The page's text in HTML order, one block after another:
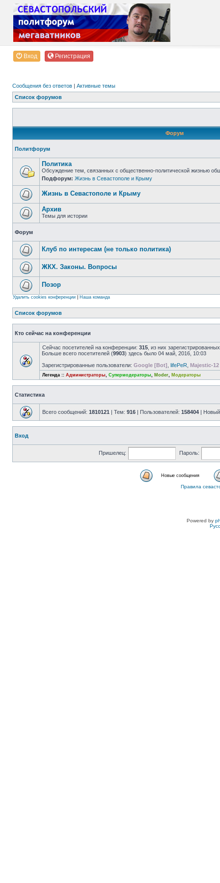
Вход Регистрация
Сообщения без ответов | Активные темы
Список форумов
Форум
Политфорум
Политика
Обсуждение тем, связанных с общественно-политической жизнью
Подфорум: Жизнь в Севастополе и Крыму
Жизнь в Севастополе и Крыму
Архив
Темы для истории
Форум
Клуб по интересам (не только политика)
ЖКХ. Законы. Вопросы
Позор
Удалить cookies конференции Наша команда
Список форумов
Кто сейчас на конференции
Сейчас посетителей на конференции: 315 , из них
Больше всего посетителей (9903) здесь было 04 май, 2016, 10:03
Зарегистрированные пользователи: Google [Bot] lifePeR Majestic-
Легенда :: Администраторы, Супермодераторы, Moder, Модераторы
Статистика
Всего сообщений: 1810121 | Тем: 916 | Пользователей: 158404 |
Вход
Пришелец: Пароль:
Новые сообщения
Правила
Powered by